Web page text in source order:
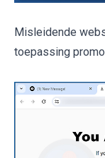
Misleidende
toepassing